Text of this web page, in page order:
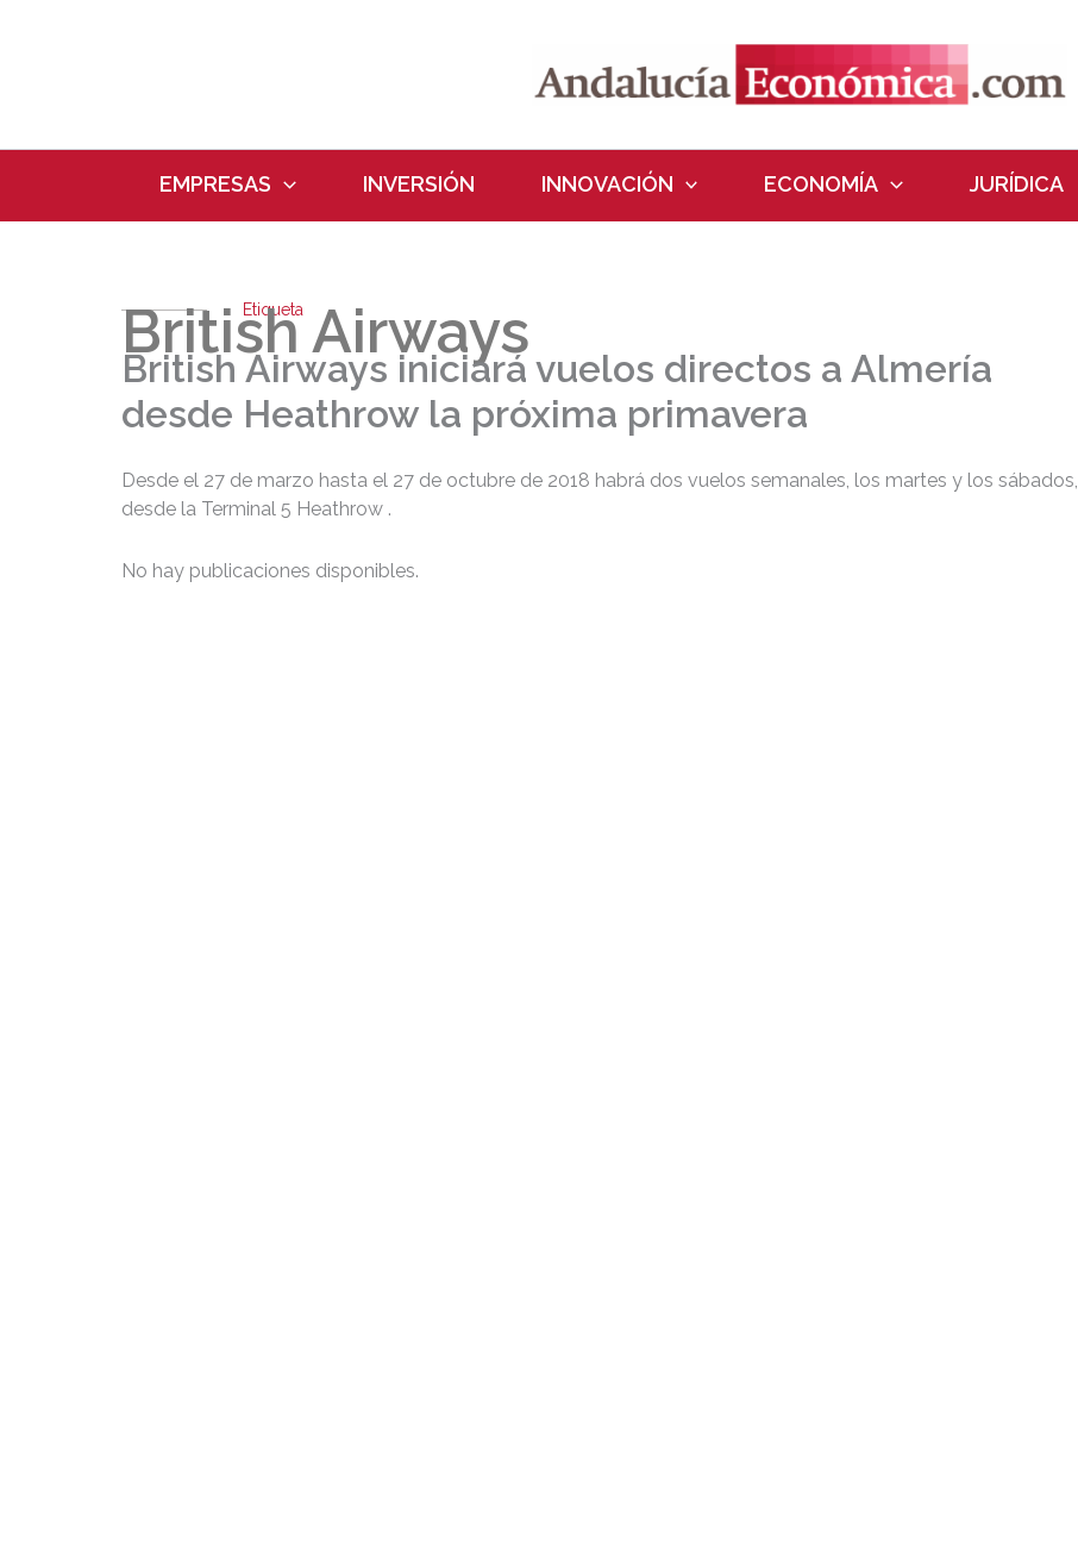
EMPRESAS INVERSIÓN INNOVACIÓN ECONOMÍA JURÍDICA
Etiqueta
British Airways
British Airways iniciará vuelos directos a Almería
desde Heathrow la próxima primavera
Desde el 27 de marzo hasta el 27 de octubre de 2018 habrá dos vuelos semanales, los martes y los sábados,
desde la Terminal 5 Heathrow .
No hay publicaciones disponibles.